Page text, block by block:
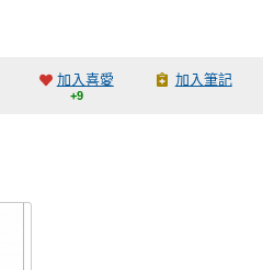
加入喜愛
+9
加入筆記